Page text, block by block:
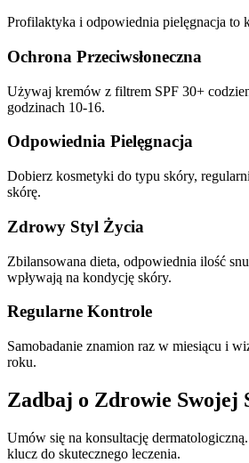
Profilaktyka i odpowiednia pielęgnacja to
Ochrona Przeciwsłoneczna
Używaj kremów z filtrem SPF 30+
godzinach 10-16.
Odpowiednia Pielęgnacja
Dobierz kosmetyki do typu skóry,
skórę.
Zdrowy Styl Życia
Zbilansowana dieta, odpowiednia ilość
wpływają na kondycję skóry.
Regularne Kontrole
Samobadanie znamion raz w miesiącu i
roku.
Zadbaj o Zdrowie Swojej
Umów się na konsultację
klucz do skutecznego leczenia.